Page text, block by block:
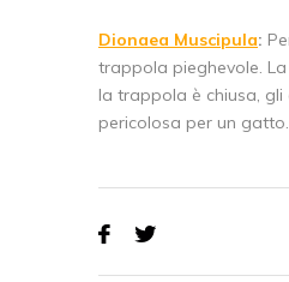
Dionaea Muscipula:
trappola pieghevole.
la trappola è chiusa,
pericolosa per un gatto.